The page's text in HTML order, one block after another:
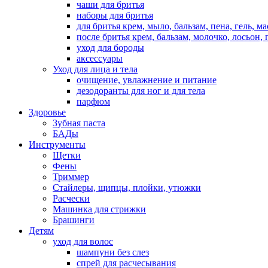
чаши для бритья
наборы для бритья
для бритья крем, мыло, бальзам, пена, гель,
после бритья крем, бальзам, молочко, лосьон,
уход для бороды
аксессуары
Уход для лица и тела
очищение, увлажнение и питание
дезодоранты для ног и для тела
парфюм
Здоровье
Зубная паста
БАДы
Инструменты
Щетки
Фены
Триммер
Стайлеры, щипцы, плойки, утюжки
Расчески
Машинка для стрижки
Брашинги
Детям
уход для волос
шампуни без слез
спрей для расчесывания